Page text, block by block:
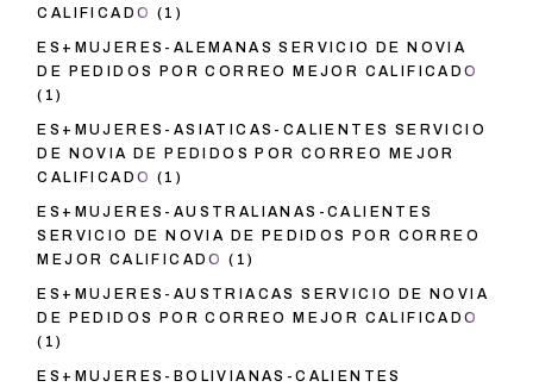
CALIFICADO (1)
ES+MUJERES-ALEMANAS SERVICIO DE NOVIA
DE PEDIDOS POR CORREO MEJOR CALIFICADO
(1)
ES+MUJERES-ASIATICAS-CALIENTES SERVICIO
DE NOVIA DE PEDIDOS POR CORREO MEJOR
CALIFICADO (1)
ES+MUJERES-AUSTRALIANAS-CALIENTES
SERVICIO DE NOVIA DE PEDIDOS POR CORREO
MEJOR CALIFICADO (1)
ES+MUJERES-AUSTRIACAS SERVICIO DE NOVIA
DE PEDIDOS POR CORREO MEJOR CALIFICADO
(1)
ES+MUJERES-BOLIVIANAS-CALIENTES